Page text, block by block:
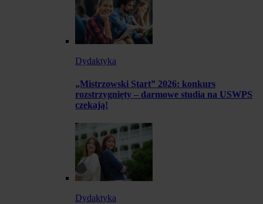
Dydaktyka
„Mistrzowski Start” 2026: konkurs
rozstrzygnięty – darmowe studia na USWPS
czekają!
Dydaktyka